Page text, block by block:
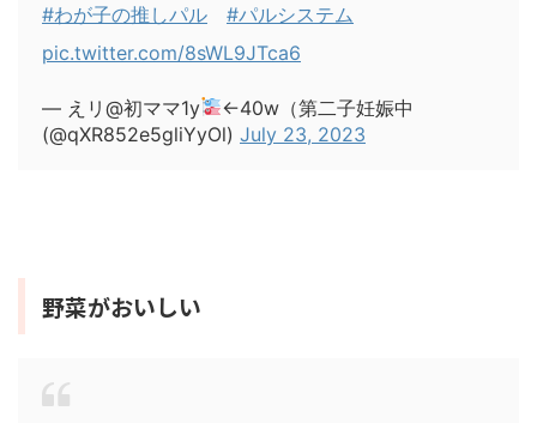
#わが子の推しパル
#パルシステム
pic.twitter.com/8sWL9JTca6
— えリ@初ママ1y
←40w（第二子妊娠中
(@qXR852e5gliYyOl) July 23, 2023
野菜がおいしい